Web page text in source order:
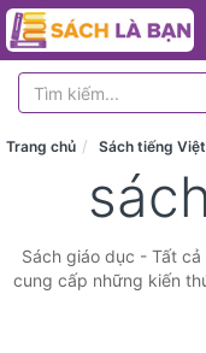
Trang chủ Sách tiếng Việt
Sách giáo dục - Tất
cung cấp những kiến